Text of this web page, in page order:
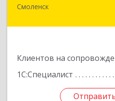
Смоленск
Клиентов на
1С:Специалист
214019, Смоленская